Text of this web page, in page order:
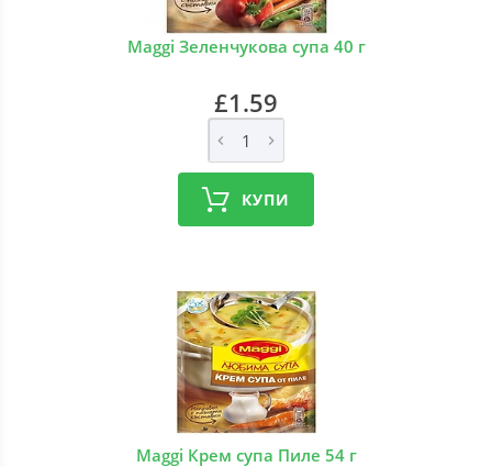
Maggi Зеленчукова супа 40 г
£1.59
КУПИ
Maggi Крем супа Пиле 54 г